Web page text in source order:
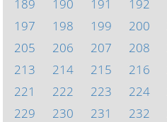
189
190 191 192
197
198 199 200
205
206 207 208
213
214 215 216
221
222 223 224
229
230 231 232